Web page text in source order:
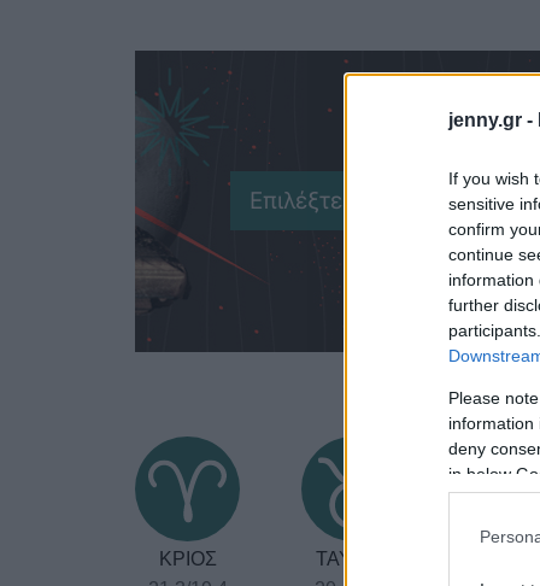
jenny.gr -
If you wish
sensitive
confirm
continue
information
further
Please
information
deny
in below
ΚΡΙΟΣ
ΤΑΥΡΟΣ